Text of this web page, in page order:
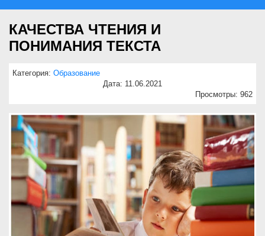
КАЧЕСТВА ЧТЕНИЯ И
ПОНИМАНИЯ ТЕКСТА
Категория: Образование
Дата: 11.06.2021
Просмотры: 962